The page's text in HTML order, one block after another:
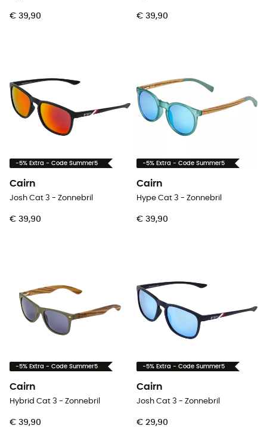
€ 39,90 € 39,90
-5% Extra - Code Summer5
Cairn
Josh Cat 3 - Zonnebril
€ 39,90
-5% Extra - Code Summer5
Cairn
Hype Cat 3 - Zonnebril
€ 39,90
-5% Extra - Code Summer5
Cairn
Hybrid Cat 3 - Zonnebril
€ 39,90
-5% Extra - Code Summer5
Cairn
Josh Cat 3 - Zonnebril
€ 29,90